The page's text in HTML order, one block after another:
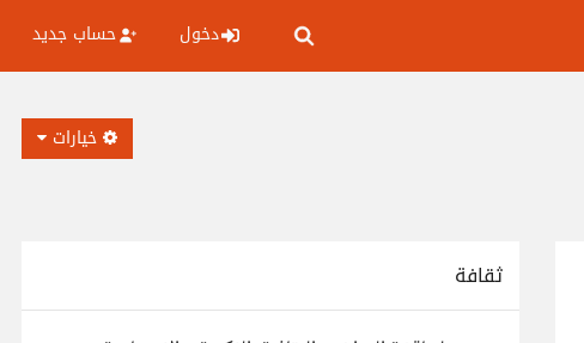
دخول حساب جديد
خيارات
ثقافة